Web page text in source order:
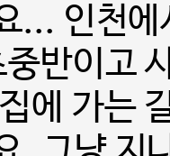
... 인천
반이고
에 가는